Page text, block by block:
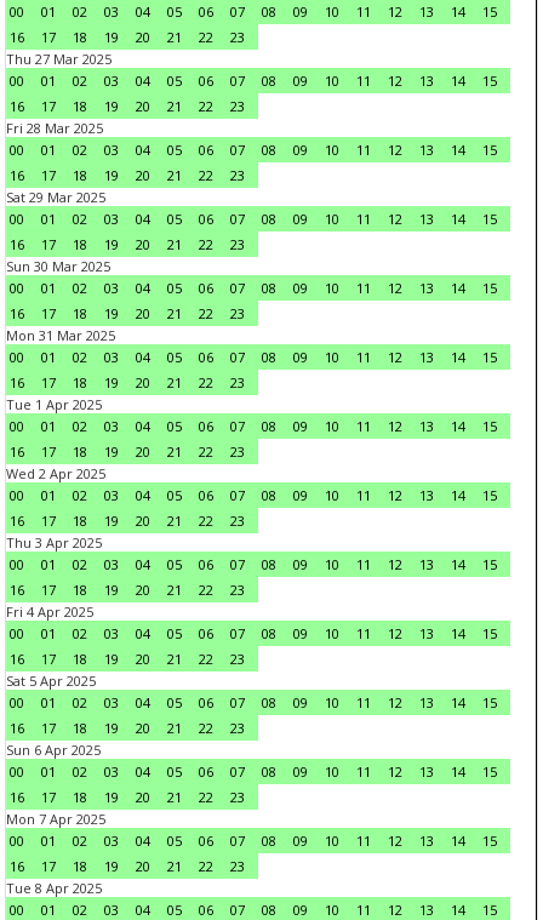
00
01 02 03 04 05 06 07 08 09 10 11 12 13 14
15
16
17 18 19 20 21 22
23
Thu 27 Mar 2025
00
01 02 03 04 05 06 07 08 09 10 11 12 13 14
15
16
17 18 19 20 21 22
23
Fri 28 Mar 2025
00
01 02 03 04 05 06 07 08 09 10 11 12 13 14
15
16
17 18 19 20 21 22
23
Sat 29 Mar 2025
00
01 02 03 04 05 06 07 08 09 10 11 12 13 14
15
16
17 18 19 20 21 22
23
Sun 30 Mar 2025
00
01 02 03 04 05 06 07 08 09 10 11 12 13 14
15
16
17 18 19 20 21 22
23
Mon 31 Mar 2025
00
01 02 03 04 05 06 07 08 09 10 11 12 13 14
15
16
17 18 19 20 21 22
23
Tue 1 Apr 2025
00
01 02 03 04 05 06 07 08 09 10 11 12 13 14
15
16
17 18 19 20 21 22
23
Wed 2 Apr 2025
00
01 02 03 04 05 06 07 08 09 10 11 12 13 14
15
16
17 18 19 20 21 22
23
Thu 3 Apr 2025
00
01 02 03 04 05 06 07 08 09 10 11 12 13 14
15
16
17 18 19 20 21 22
23
Fri 4 Apr 2025
00
01 02 03 04 05 06 07 08 09 10 11 12 13 14
15
16
17 18 19 20 21 22
23
Sat 5 Apr 2025
00
01 02 03 04 05 06 07 08 09 10 11 12 13 14
15
16
17 18 19 20 21 22
23
Sun 6 Apr 2025
00
01 02 03 04 05 06 07 08 09 10 11 12 13 14
15
16
17 18 19 20 21 22
23
Mon 7 Apr 2025
00
01 02 03 04 05 06 07 08 09 10 11 12 13 14
15
16
17 18 19 20 21 22
23
Tue 8 Apr 2025
00
01 02 03 04 05 06 07 08 09 10 11 12 13 14
15